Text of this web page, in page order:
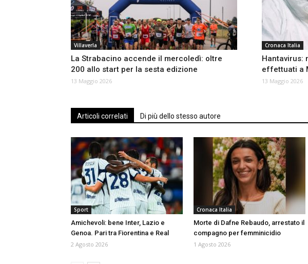
Villaverla
La Strabacino accende il mercoledì: oltre
200 allo start per la sesta edizione
13 Maggio 2026
Cronaca Italia
Hantavirus:
effettuati a
13 Maggio 2026
Articoli correlati Di più dello stesso autore
Sport
Amichevoli: bene Inter, Lazio e
Genoa. Pari tra Fiorentina e Real
2 Agosto 2026
Cronaca Italia
Morte di Dafne Rebaudo, arrestato il
compagno per femminicidio
1 Agosto 2026